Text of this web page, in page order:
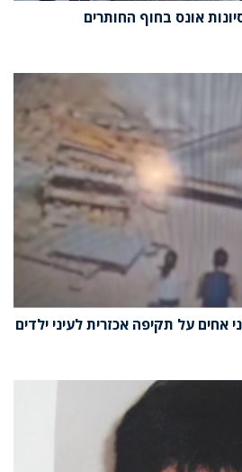
אונס בחוף החותרים
אחים על תקיפה אכזרית לעיני ילדים